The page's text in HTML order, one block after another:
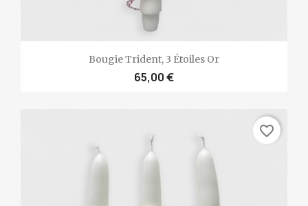
Bougie Trident, 3 Étoiles Or
65,00 €
favorite_border